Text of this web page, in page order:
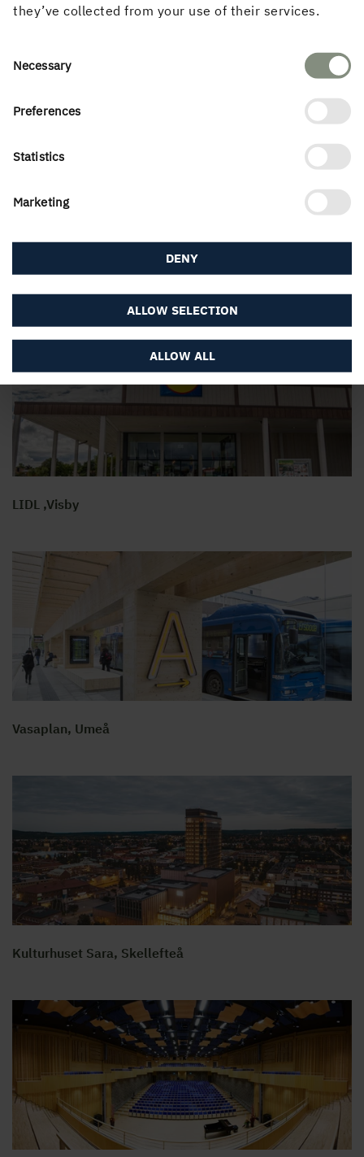
they’ve collected from your use of their services.
Consent
Necessary
Preferences
Statistics
Marketing
ALLOW ALL
ALLOW SELECTION
DENY
Copperhill Mountain Lodge, Åre
LIDL ,Visby
Vasaplan, Umeå
Kulturhuset Sara, Skellefteå